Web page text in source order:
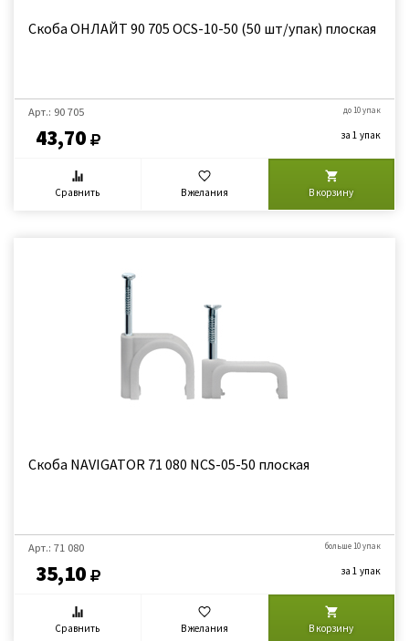
Скоба ОНЛАЙТ 90 705 OCS-10-50 (50 шт/упак) плоская
Арт.: 90 705
43,70
до 10 упак
за 1 упак
Сравнить В желания В корзину
Скоба NAVIGATOR 71 080 NCS-05-50 плоская
Арт.: 71 080
35,10
больше 10 упак
за 1 упак
Сравнить В желания В корзину